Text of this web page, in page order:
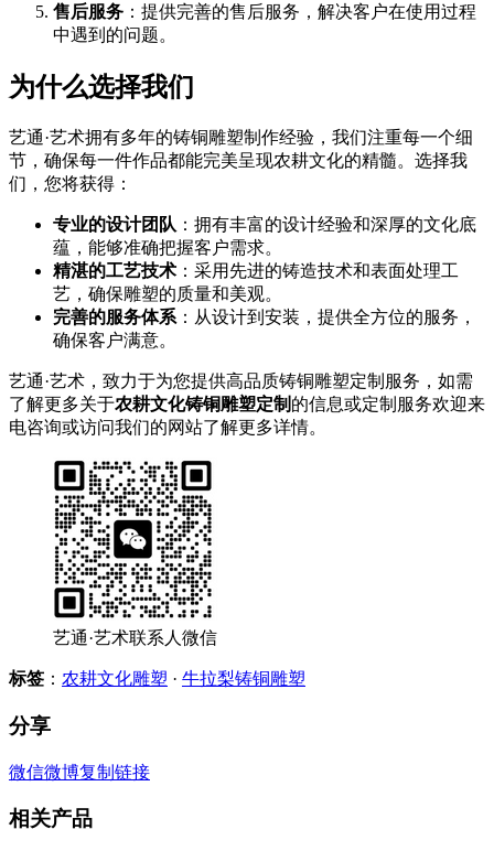
售后服务 ：提供完善的售后服务，解决客户在使用过程
中遇到的问题。
为什么选择我们
艺通·艺术拥有多年的铸铜雕塑制作经验，我们注重每一个细
节，确保每一件作品都能完美呈现农耕文化的精髓。选择我
们，您将获得：
专业的设计团队 ：拥有丰富的设计经验和深厚的文化底
蕴，能够准确把握客户需求。
精湛的工艺技术 ：采用先进的铸造技术和表面处理工
艺，确保雕塑的质量和美观。
完善的服务体系 ：从设计到安装，提供全方位的服务，
确保客户满意。
艺通·艺术，致力于为您提供高品质铸铜雕塑定制服务，如需
了解更多关于农耕文化铸铜雕塑定制 的信息或定制服务欢迎来
电咨询或访问我们的网站了解更多详情。
艺通·艺术联系人微信
标签 ： 农耕文化雕塑 · 牛拉梨铸铜雕塑
分享
微信微博复制链接
相关产品